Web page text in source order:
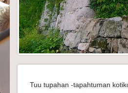
Tuu tupahan -tapahtuman